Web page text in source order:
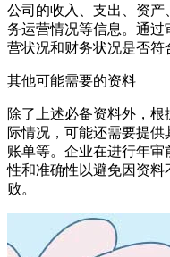
公司的收入、支出、资
务运营情况等信息。通
营状况和财务状况是否符
其他可能需要的资料
除了上述必备资料外，
际情况，可能还需要提
账单等。企业在进行年
性和准确性以避免因资
败。